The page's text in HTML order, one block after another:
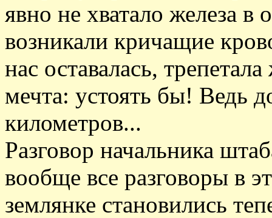
явно не хватало железа в
возникали кричащие
нас оставалась,
мечта: устоять бы! Ведь
километров...
Разговор начальника
вообще все разговоры в
землянке становились